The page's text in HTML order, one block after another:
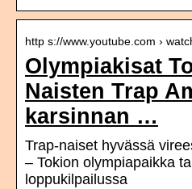
http s://www.youtube.com ›
Olympiakisat
Naisten Trap
karsinnan …
Trap-naiset hyvässä
– Tokion olympiapaikka
loppukilpailussa